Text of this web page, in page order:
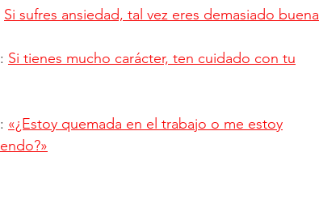
Si sufres ansiedad, tal vez eres demasiado buena
Si tienes mucho carácter, ten cuidado con tu
«¿Estoy quemada en el trabajo o me estoy